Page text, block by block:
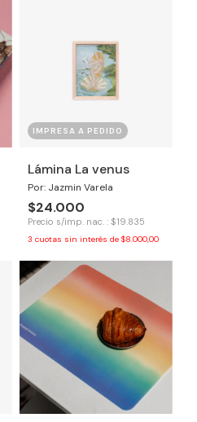
IMPRESA A PEDIDO
Lámina La venus
Por: Jazmin Varela
$24.000
Precio s/imp. nac. : $19.835
3 cuotas sin interés de $8.000,00